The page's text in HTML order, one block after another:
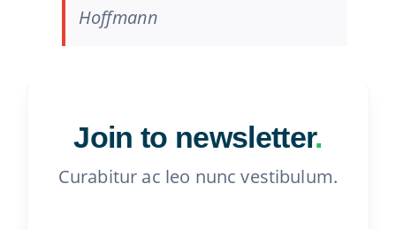
Hoffmann
Join to newsletter.
Curabitur ac leo nunc vestibulum.